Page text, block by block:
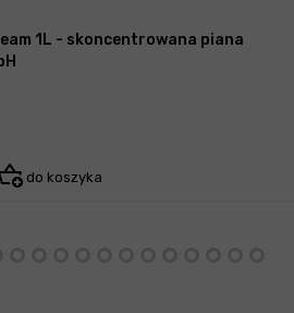
1L - skoncentrowana piana
do koszyka